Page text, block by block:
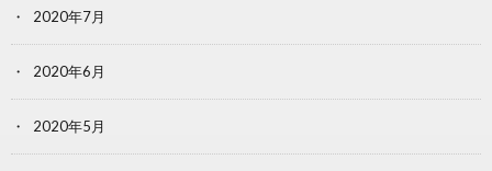
2020年7月
2020年6月
2020年5月